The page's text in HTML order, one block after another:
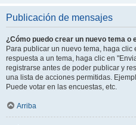
Publicación de mensajes
¿Cómo puedo crear un nuevo tema o
Para publicar un nuevo tema, haga
respuesta a un tema, haga clic en
registrarse antes de poder publicar y
una lista de acciones permitidas.
Puede votar en las encuestas, etc.
Arriba